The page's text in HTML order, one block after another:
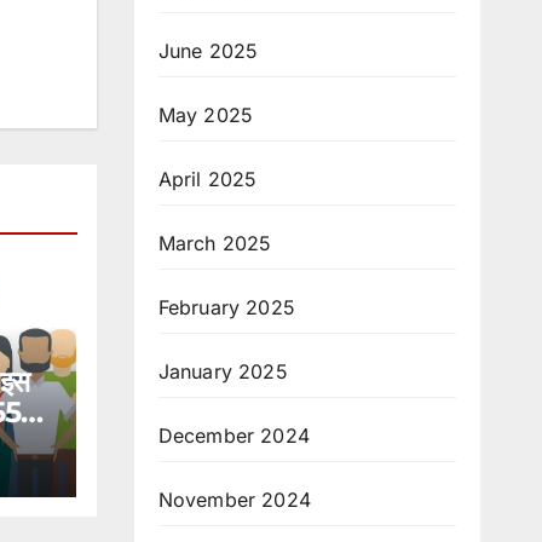
June 2025
May 2025
April 2025
March 2025
February 2025
January 2025
December 2024
November 2024